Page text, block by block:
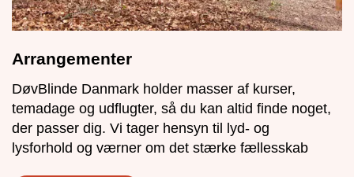
Arrangementer
DøvBlinde Danmark holder masser af kurser,
temadage og udflugter, så du kan altid finde noget,
der passer dig. Vi tager hensyn til lyd- og
lysforhold og værner om det stærke fællesskab